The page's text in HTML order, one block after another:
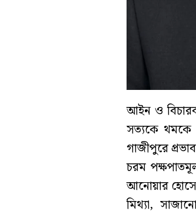
আইন ও
সত্যকে থমকে
গাজীপুরে
চরম
আনোয়ার
মিথ্যা,